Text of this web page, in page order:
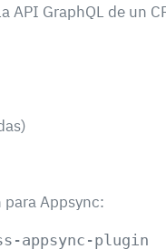
GraphQL de un
Appsync: